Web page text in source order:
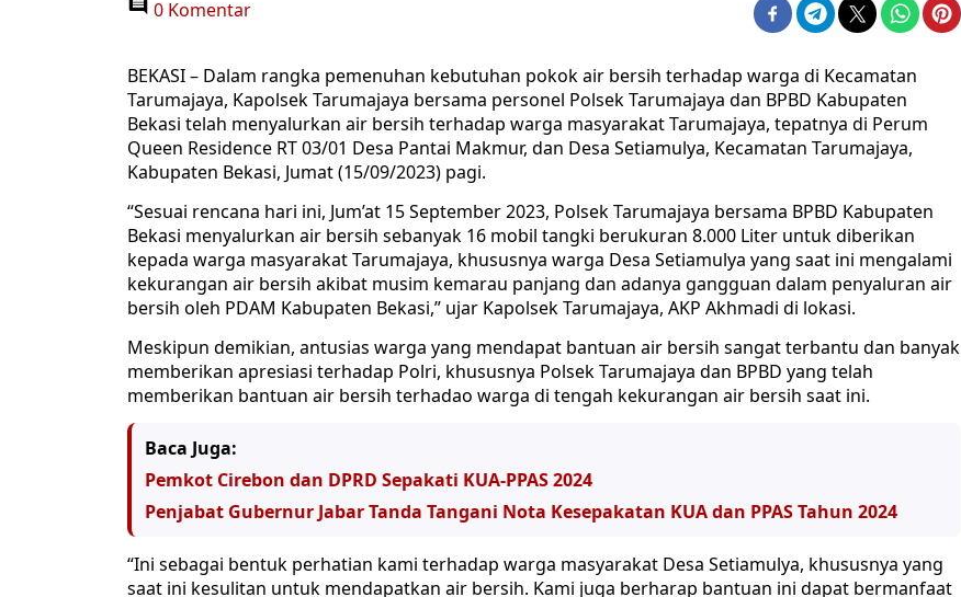
0 Komentar
BEKASI – Dalam rangka pemenuhan kebutuhan pokok air bersih terhadap warga di Kecamatan
Tarumajaya, Kapolsek Tarumajaya bersama personel Polsek Tarumajaya dan BPBD Kabupaten
Bekasi telah menyalurkan air bersih terhadap warga masyarakat Tarumajaya, tepatnya di Perum
Queen Residence RT 03/01 Desa Pantai Makmur, dan Desa Setiamulya, Kecamatan Tarumajaya,
Kabupaten Bekasi, Jumat (15/09/2023) pagi.
“Sesuai rencana hari ini, Jum’at 15 September 2023, Polsek Tarumajaya bersama BPBD Kabupaten
Bekasi menyalurkan air bersih sebanyak 16 mobil tangki berukuran 8.000 Liter untuk diberikan
kepada warga masyarakat Tarumajaya, khususnya warga Desa Setiamulya yang saat ini mengalami
kekurangan air bersih akibat musim kemarau panjang dan adanya gangguan dalam penyaluran air
bersih oleh PDAM Kabupaten Bekasi,” ujar Kapolsek Tarumajaya, AKP Akhmadi di lokasi.
Meskipun demikian, antusias warga yang mendapat bantuan air bersih sangat terbantu dan banyak
memberikan apresiasi terhadap Polri, khususnya Polsek Tarumajaya dan BPBD yang telah
memberikan bantuan air bersih terhadao warga di tengah kekurangan air bersih saat ini.
Baca Juga:
Pemkot Cirebon dan DPRD Sepakati KUA-PPAS 2024
Penjabat Gubernur Jabar Tanda Tangani Nota Kesepakatan KUA dan PPAS Tahun 2024
“Ini sebagai bentuk perhatian kami terhadap warga masyarakat Desa Setiamulya, khususnya yang
saat ini kesulitan untuk mendapatkan air bersih. Kami juga berharap bantuan ini dapat bermanfaat